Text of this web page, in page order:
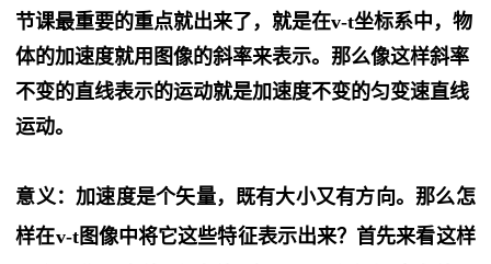
节课最重要的重点就出来了，就是在v-t坐标系中，物
体的加速度就用图像的斜率来表示。那么像这样斜率
不变的直线表示的运动就是加速度不变的匀变速直线
运动。
意义：加速度是个矢量，既有大小又有方向。那么怎
样在v-t图像中将它这些特征表示出来？首先来看这样